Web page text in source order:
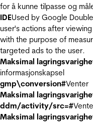
for å kunne tilpasse og
IDEUsed by Google
user's actions after
with the purpose of
targeted ads to the user.
Maksimal
informasjonskapsel
gmp\conversion#Venter
Maksimal
ddm/activity/src=#
Maksimal